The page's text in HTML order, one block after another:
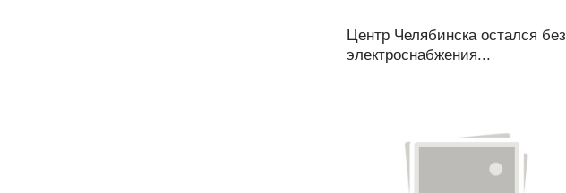
Центр Челябинска остался без
электроснабжения...